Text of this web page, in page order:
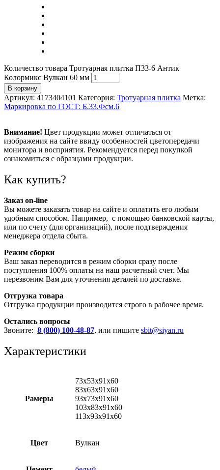
Количество товара Тротуарная плитка П33-6 Антик
Колормикс Вулкан 60 мм
В корзину
Артикул: 4173404101 Категория: Тротуарная плитка Метка:
Маркировка по ГОСТ: Б.33.Фсм.6
Внимание! Цвет продукции может отличаться от
изображения на сайте ввиду особенностей цветопередачи
монитора и восприятия. Рекомендуется перед покупкой
ознакомиться с образцами продукции.
Как купить?
Заказ on-line
Вы можете заказать товар на сайте и оплатить его любым
удобным способом. Например, с помощью банковской карты,
или по счету (для организаций), после подтверждения
менеджера отдела сбыта.
Режим сборки
Ваш заказ переводится в режим сборки сразу после
поступления 100% оплаты на наш расчетный счет. Мы
перезвоним Вам для уточнения деталей по доставке.
Отгрузка товара
Отгрузка продукции производится строго в рабочее время.
Остались вопросы
Звоните: 8 (800) 100-48-87, или пишите sbit@siyan.ru
Характеристики
Рамеры
73х53х91х60
83х63х91х60
93х73х91х60
103х83х91х60
113х93х91х60
Цвет Вулкан